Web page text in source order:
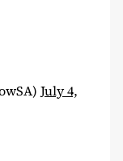
July 4,